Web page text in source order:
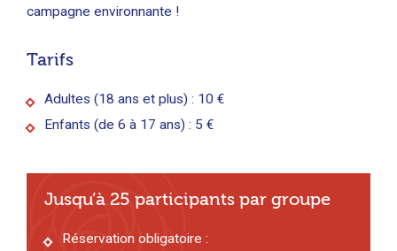
campagne environnante !
Tarifs
Adultes (18 ans et plus) : 10 €
Enfants (de 6 à 17 ans) : 5 €
Jusqu’à 25 participants par groupe
Réservation obligatoire :